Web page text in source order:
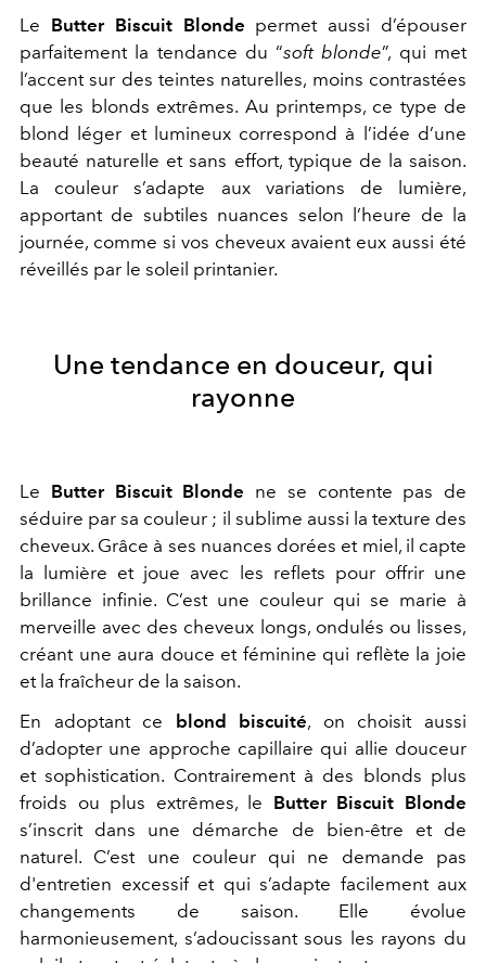
Le Butter Biscuit Blonde permet aussi d’épouser
parfaitement la tendance du “soft blonde”, qui met
l’accent sur des teintes naturelles, moins contrastées
que les blonds extrêmes. Au printemps, ce type de
blond léger et lumineux correspond à l’idée d’une
beauté naturelle et sans effort, typique de la saison.
La couleur s’adapte aux variations de lumière,
apportant de subtiles nuances selon l’heure de la
journée, comme si vos cheveux avaient eux aussi été
réveillés par le soleil printanier.
Une tendance en douceur, qui
rayonne
Le Butter Biscuit Blonde ne se contente pas de
séduire par sa couleur ; il sublime aussi la texture des
cheveux. Grâce à ses nuances dorées et miel, il capte
la lumière et joue avec les reflets pour offrir une
brillance infinie. C’est une couleur qui se marie à
merveille avec des cheveux longs, ondulés ou lisses,
créant une aura douce et féminine qui reflète la joie
et la fraîcheur de la saison.
En adoptant ce blond biscuité, on choisit aussi
d’adopter une approche capillaire qui allie douceur
et sophistication. Contrairement à des blonds plus
froids ou plus extrêmes, le Butter Biscuit Blonde
s’inscrit dans une démarche de bien-être et de
naturel. C’est une couleur qui ne demande pas
d'entretien excessif et qui s’adapte facilement aux
changements de saison. Elle évolue
harmonieusement, s’adoucissant sous les rayons du